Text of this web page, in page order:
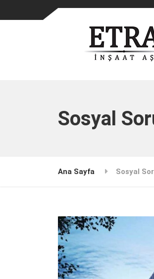
Sosyal
Ana Sayfa Sosyal